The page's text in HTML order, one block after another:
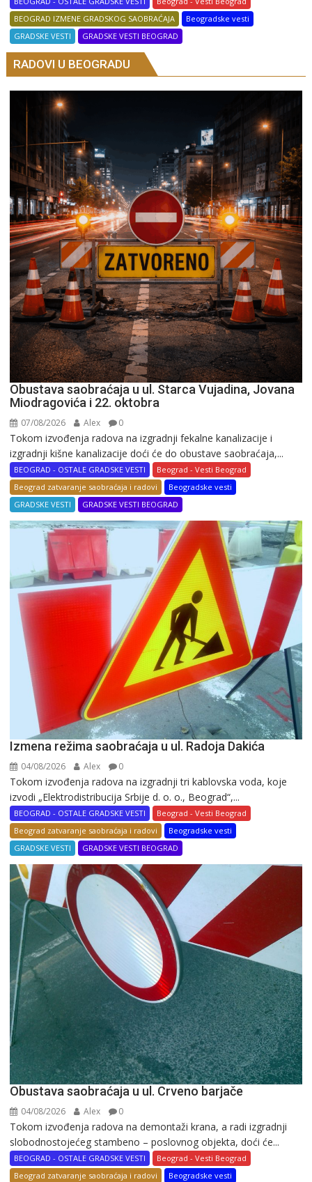
BEOGRAD IZMENE GRADSKOG SAOBRAĆAJA
Beogradske vesti
GRADSKE VESTI
GRADSKE VESTI BEOGRAD
RADOVI U BEOGRADU
Obustava saobraćaja u ul. Starca Vujadina, Jovana
Miodragovića i 22. oktobra
07/08/2026 Alex 0
Tokom izvođenja radova na izgradnji fekalne kanalizacije i
izgradnji kišne kanalizacije doći će do obustave saobraćaja,...
BEOGRAD - OSTALE GRADSKE VESTI
Beograd - Vesti Beograd
Beograd zatvaranje saobraćaja i radovi
Beogradske vesti
GRADSKE VESTI
GRADSKE VESTI BEOGRAD
Izmena režima saobraćaja u ul. Radoja Dakića
04/08/2026 Alex 0
Tokom izvođenja radova na izgradnji tri kablovska voda, koje
izvodi „Elektrodistribucija Srbije d. o. o., Beograd“,...
BEOGRAD - OSTALE GRADSKE VESTI
Beograd - Vesti Beograd
Beograd zatvaranje saobraćaja i radovi
Beogradske vesti
GRADSKE VESTI
GRADSKE VESTI BEOGRAD
Obustava saobraćaja u ul. Crveno barjače
04/08/2026 Alex 0
Tokom izvođenja radova na demontaži krana, a radi izgradnji
slobodnostojećeg stambeno – poslovnog objekta, doći će...
BEOGRAD - OSTALE GRADSKE VESTI
Beograd - Vesti Beograd
Beograd zatvaranje saobraćaja i radovi
Beogradske vesti